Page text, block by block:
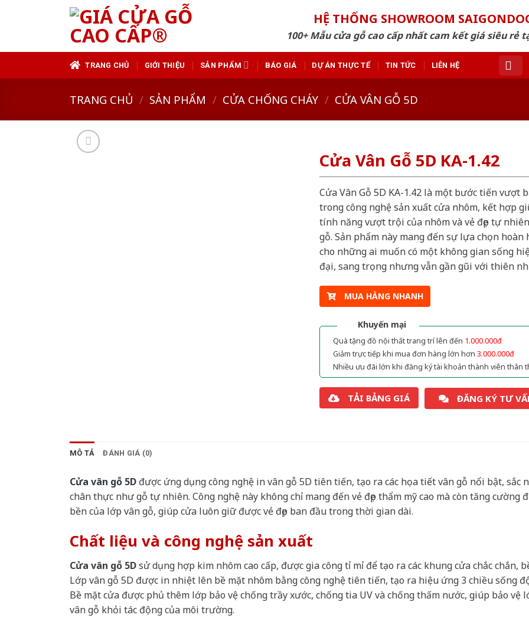
HỆ THỐNG SHOWROOM
100+ Mẫu cửa gỗ cao cấp nhất cam kết giá siêu rẻ
TRANG CHỦ GIỚI THIỆU SẢN PHẨM BÁO GIÁ DỰ ÁN THỰC TẾ TIN TỨC LIÊN HỆ
TRANG CHỦ / SẢN PHẨM / CỬA CHỐNG CHÁY / CỬA VÂN GỖ 5D
Cửa Vân Gỗ 5D KA-1.42
Cửa Vân Gỗ 5D KA-1.42 là một bước tiến vượt
trong công nghệ sản xuất cửa nhôm, kết hợp
tính năng vượt trội của nhôm và vẻ đẹp tự
gỗ. Sản phẩm này mang đến sự lựa chọn hoàn
cho những ai muốn có một không gian sống
đại, sang trọng nhưng vẫn gần gũi với thiên
MUA HÀNG NHANH
Khuyến mại
Quà tặng đồ nội thất trang trí lên đến 1.000.000đ
Giảm trực tiếp khi mua đơn hàng lớn hơn 3.000.000đ
Nhiều ưu đãi lớn khi đăng ký tài khoản thành viên thân
TẢI BẢNG GIÁ ĐĂNG KÝ TƯ
MÔ TẢ ĐÁNH GIÁ (0)
Cửa vân gỗ 5D được ứng dụng công nghệ in vân gỗ 5D tiên tiến, tạo ra các họa tiết vân gỗ nổi bật, sắc
chân thực như gỗ tự nhiên. Công nghệ này không chỉ mang đến vẻ đẹp thẩm mỹ cao mà còn tăng cường
bền của lớp vân gỗ, giúp cửa luôn giữ được vẻ đẹp ban đầu trong thời gian dài.
Chất liệu và công nghệ sản xuất
Cửa vân gỗ 5Dsử dụng hợp kim nhôm cao cấp, được gia công tỉ mỉ để tạo ra các khung cửa chắc chắn,
Lớp vân gỗ 5D được in nhiệt lên bề mặt nhôm bằng công nghệ tiên tiến, tạo ra hiệu ứng 3 chiều sống
Bề mặt cửa được phủ thêm lớp bảo vệ chống trầy xước, chống tia UV và chống thấm nước, giúp bảo vệ
vân gỗ khỏi tác động của môi trường.